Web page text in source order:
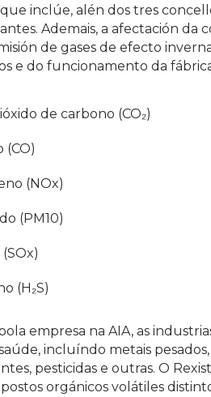
inclúe, alén dos tres
Ademais, a afectación
de gases de efecto
e do funcionamento da
de carbono (CO₂)
(CO)
(NOx)
(PM10)
(H₂S)
empresa na AIA, as
incluíndo metais
pesticidas e outras. O
orgánicos volátiles